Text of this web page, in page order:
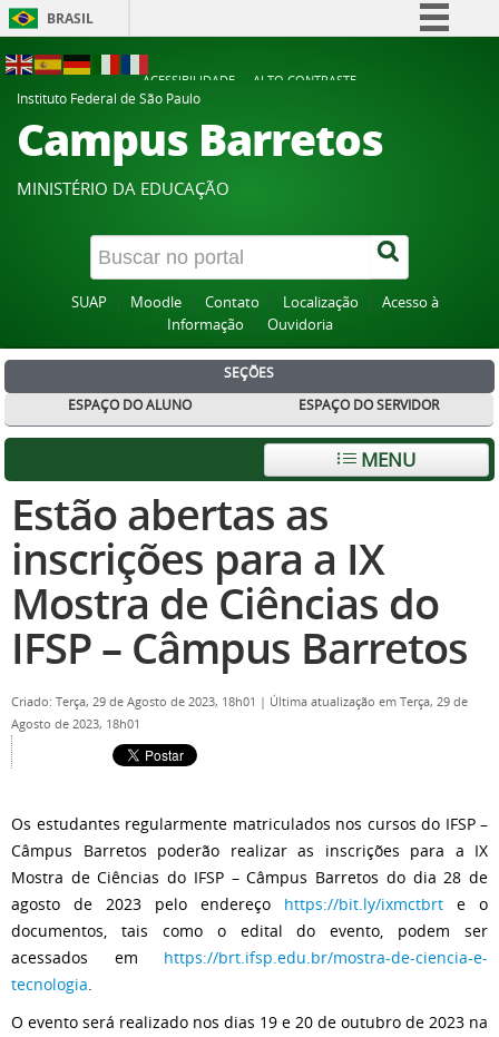
BRASIL
Participe
Acesso à informação
Canais
ACESSIBILIDADE
ALTO CONTRASTE
Instituto Federal de São Paulo
Campus Barretos
MINISTÉRIO DA EDUCAÇÃO
SUAP Moodle Contato Localização
Acesso à
Informação
Ouvidoria
SEÇÕES
ESPAÇO DO ALUNO
ESPAÇO DO SERVIDOR
MENU
Estão abertas as
inscrições para a IX
Mostra de Ciências do
IFSP – Câmpus Barretos
Criado: Terça, 29 de Agosto de 2023, 18h01 | Última atualização em Terça, 29 de
Agosto de 2023, 18h01
Os estudantes regularmente matriculados nos cursos do IFSP –
Câmpus Barretos poderão realizar as inscrições para a IX
Mostra de Ciências do IFSP – Câmpus Barretos do dia 28 de
agosto de 2023 pelo endereço https://bit.ly/ixmctbrt e o
documentos, tais como o edital do evento, podem ser
acessados em https://brt.ifsp.edu.br/mostra-de-ciencia-e-
tecnologia.
O evento será realizado nos dias 19 e 20 de outubro de 2023 na